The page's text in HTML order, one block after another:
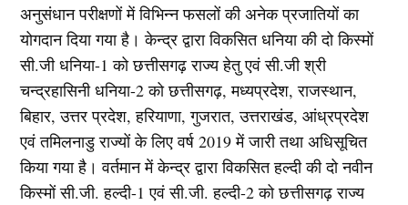
अनुसंधान परीक्षणों में विभिन्न फसलों की अनेक प्रजातियों का
योगदान दिया गया है। केन्द्र द्वारा विकसित धनिया की दो किस्मों
सी.जी धनिया-1 को छत्तीसगढ़ राज्य हेतु एवं सी.जी श्री
चन्द्रहासिनी धनिया-2 को छत्तीसगढ़, मध्यप्रदेश, राजस्थान,
बिहार, उत्तर प्रदेश, हरियाणा, गुजरात, उत्तराखंड, आंध्रप्रदेश
एवं तमिलनाडु राज्यों के लिए वर्ष 2019 में जारी तथा अधिसूचित
किया गया है। वर्तमान में केन्द्र द्वारा विकसित हल्दी की दो नवीन
किस्मों सी.जी. हल्दी-1 एवं सी.जी. हल्दी-2 को छत्तीसगढ़ राज्य